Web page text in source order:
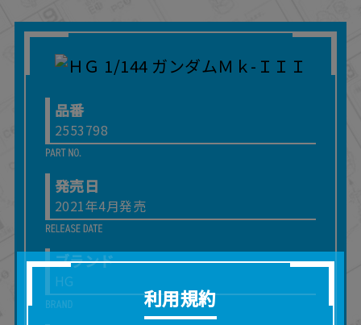
品番
2553798
発売日
2021年4月発売
ブランド
HG
利用規約